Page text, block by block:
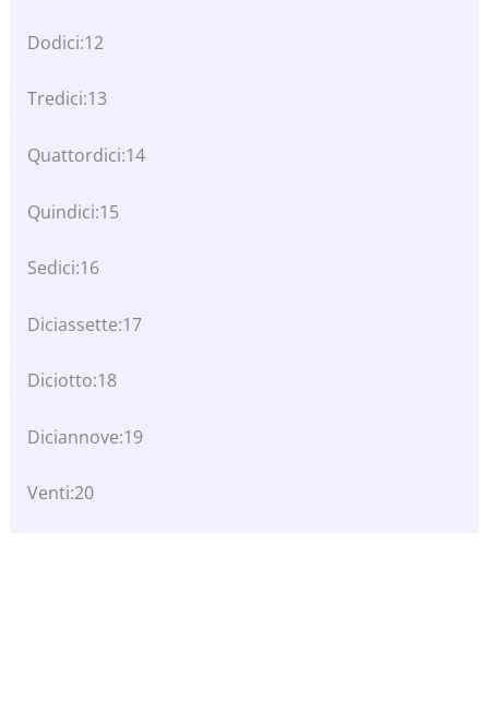
Dodici:12
Tredici:13
Quattordici:14
Quindici:15
Sedici:16
Diciassette:17
Diciotto:18
Diciannove:19
Venti:20